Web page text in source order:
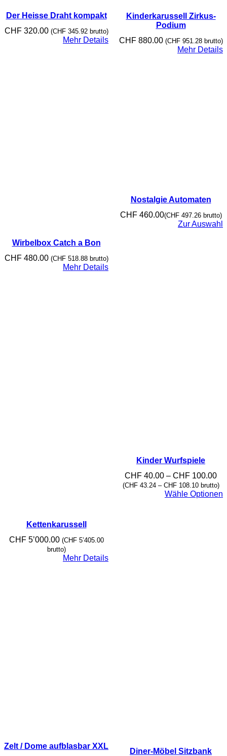
Der Heisse Draht kompakt
CHF320.00 (CHF345.92brutto)
Mehr Details
Kinderkarussell Zirkus-
Podium
CHF880.00 (CHF951.28brutto)
Mehr Details
Wirbelbox Catch a Bon
CHF480.00 (CHF518.88brutto)
Mehr Details
Nostalgie Automaten
CHF460.00(CHF497.26brutto)
Zur Auswahl
Kettenkarussell
CHF5’000.00 (CHF5’405.00
brutto)
Mehr Details
Kinder Wurfspiele
CHF 40.00 – CHF 100.00
bis
(CHF43.24– CHF108.10brutto)
Wähle Optionen
Zelt / Dome aufblasbar XXL
Diner-Möbel Sitzbank